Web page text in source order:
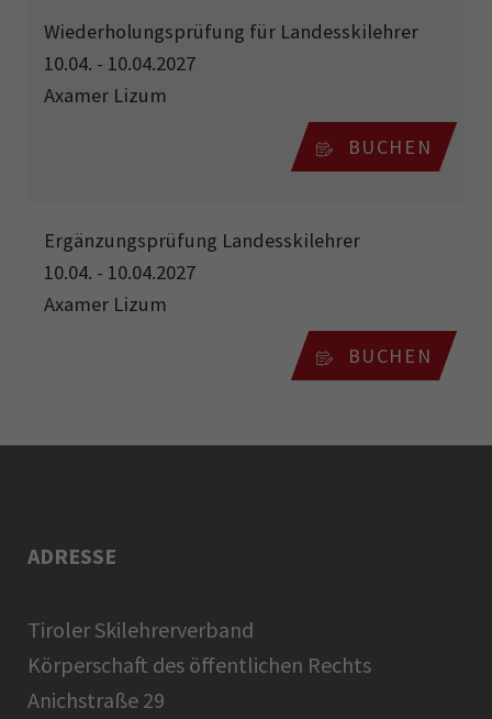
Wiederholungsprüfung für Landesskilehrer
10.04. - 10.04.2027
Axamer Lizum
BUCHEN
Ergänzungsprüfung Landesskilehrer
10.04. - 10.04.2027
Axamer Lizum
BUCHEN
ADRESSE
Tiroler Skilehrerverband
Körperschaft des öffentlichen Rechts
Anichstraße 29